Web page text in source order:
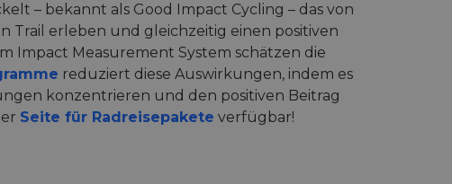
– bekannt als Good Impact Cycling – das von
Trail erleben und gleichzeitig einen positiven
Impact Measurement System schätzen die
reduziert diese Auswirkungen, indem es
konzentrieren und den positiven Beitrag
Seite für Radreisepakete verfügbar!